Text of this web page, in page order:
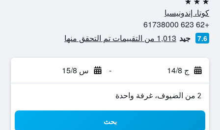
3 نجوم
كوتا، إندونيسيا
+62 623 61738000
7.6 جيد 1,013 من التقييمات تم التحقق منها
ج 14/8 - س 15/8
2 من الضيوف، غرفة واحدة
بحث